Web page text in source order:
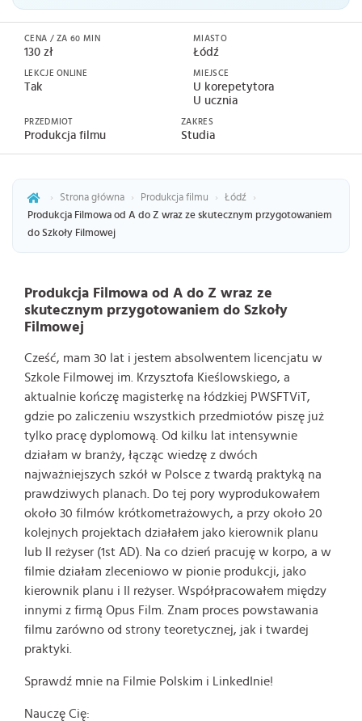
CENA / ZA 60 MIN
130 zł
LEKCJE ONLINE
Tak
MIASTO
Łódź
MIEJSCE
U korepetytora
U ucznia
PRZEDMIOT
Produkcja filmu
ZAKRES
Studia
› Strona główna › Produkcja filmu › Łódź
›
Produkcja Filmowa od A do Z wraz ze skutecznym przygotowaniem
do Szkoły Filmowej
Produkcja Filmowa od A do Z wraz ze
skutecznym przygotowaniem do Szkoły
Filmowej
Cześć, mam 30 lat i jestem absolwentem licencjatu w
Szkole Filmowej im. Krzysztofa Kieślowskiego, a
aktualnie kończę magisterkę na łódzkiej PWSFTViT,
gdzie po zaliczeniu wszystkich przedmiotów piszę już
tylko pracę dyplomową. Od kilku lat intensywnie
działam w branży, łącząc wiedzę z dwóch
najważniejszych szkół w Polsce z twardą praktyką na
prawdziwych planach. Do tej pory wyprodukowałem
około 30 filmów krótkometrażowych, a przy około 20
kolejnych projektach działałem jako kierownik planu
lub II reżyser (1st AD). Na co dzień pracuję w korpo, a w
filmie działam zleceniowo w pionie produkcji, jako
kierownik planu i II reżyser. Współpracowałem między
innymi z firmą Opus Film. Znam proces powstawania
filmu zarówno od strony teoretycznej, jak i twardej
praktyki.
Sprawdź mnie na Filmie Polskim i LinkedInie!
Nauczę Cię: